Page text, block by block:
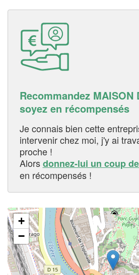
Recommandez MAISON
soyez en récompensés
Je connais bien cette
intervenir chez moi, j'y ai
proche !
Alorsdonnez-lui un coup
en récompensés !
+
−